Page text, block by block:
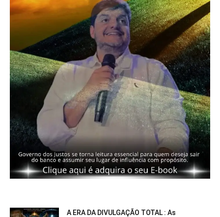
A ERA DA DIVULGAÇÃO TOTAL : As